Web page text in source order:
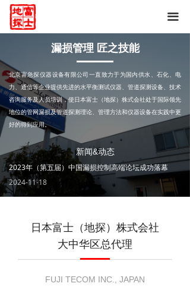
끀
网站首页
富士产品
新闻&动态
相关案例
技术培训
北京富急探仪器设备有限公司一直致力于为国内供水、石化、电
力、通信等企业提供先进的水平衡测试仪器、管道探测设备、技术
咨询服务及人员培训，使日本富士（地探）株式会社处于国际领先
地位的管网漏损及管道探测理论、管理方法和仪器设备在实践中更
好的得到应用。
漏损管理 匠之技能
新闻&动态
2023年（第五届）中国漏损控制高端论坛成功落幕
2024-11-18
日本富士（地探）株式会社
大中华区总代理
FUJI TECOM INC., JAPAN